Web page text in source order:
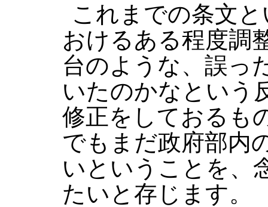
これまでの条文
おけるある程度調
台のような、誤っ
いたのかなという
修正をしておるも
でもまだ政府部内
いということを、
たいと存じます。